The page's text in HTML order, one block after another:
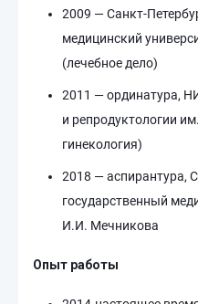
2009 — Санкт-
медицинский
(лечебное дело)
2011 — ординатура,
и репродуктологии
гинекология)
2018 — аспирантура,
государственный
И.И. Мечникова
Опыт работы